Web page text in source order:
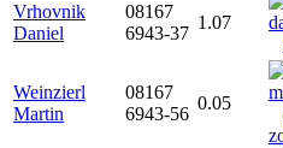
Vrhovnik
Daniel
08167
6943-37
1.07
Weinzierl
Martin
08167
6943-56
0.05